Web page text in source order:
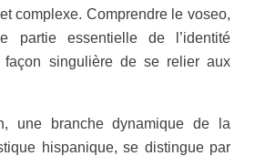
complexe. Comprendre le voseo,
partie essentielle de l’identité
singulière de se relier aux
une branche dynamique de la
hispanique, se distingue par